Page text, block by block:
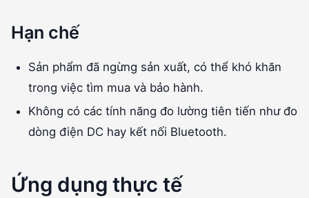
Hạn chế
Sản phẩm đã ngừng sản xuất, có thể khó khăn
trong việc tìm mua và bảo hành.
Không có các tính năng đo lường tiên tiến như đo
dòng điện DC hay kết nối Bluetooth.
Ứng dụng thực tế